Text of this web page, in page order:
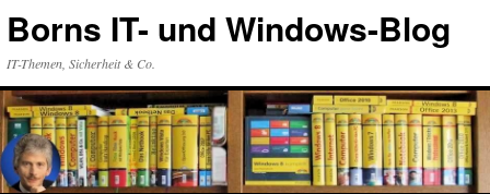
Inhalt
Borns IT- und Windows-Blog
IT-Themen, Sicherheit & Co.